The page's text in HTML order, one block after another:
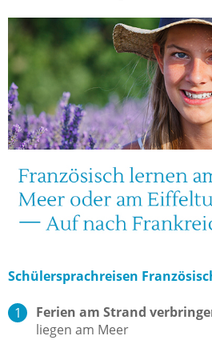
Schülersprachreisen
Ferien am Strand
liegen am Meer